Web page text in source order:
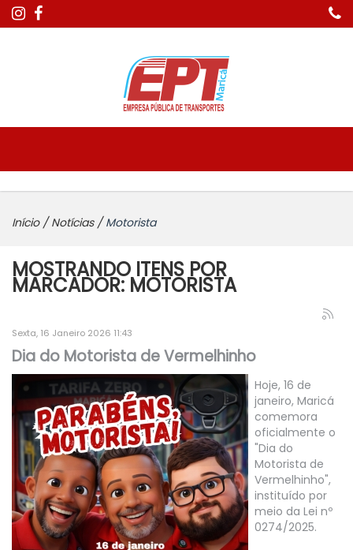
Início / Notícias / Motorista
MOSTRANDO ITENS POR
MARCADOR: MOTORISTA
Sexta, 16 Janeiro 2026 11:43
Dia do Motorista de Vermelhinho
Hoje, 16 de
janeiro, Maricá
comemora
oficialmente o
"Dia do
Motorista de
Vermelhinho",
instituído por
meio da Lei nº
0274/2025.